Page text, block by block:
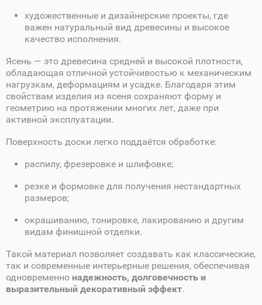
художественные и дизайнерские проекты, где
важен натуральный вид древесины и высокое
качество исполнения.
Ясень — это древесина средней и высокой плотности,
обладающая отличной устойчивостью к механическим
нагрузкам, деформациям и усадке. Благодаря этим
свойствам изделия из ясеня сохраняют форму и
геометрию на протяжении многих лет, даже при
активной эксплуатации.
Поверхность доски легко поддаётся обработке:
распилу, фрезеровке и шлифовке;
резке и формовке для получения нестандартных
размеров;
окрашиванию, тонировке, лакированию и другим
видам финишной отделки.
Такой материал позволяет создавать как классические,
так и современные интерьерные решения, обеспечивая
одновременно надежность, долговечность и
выразительный декоративный эффект.